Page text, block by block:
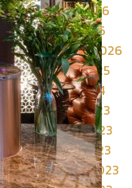
เมษายน 2026
มีนาคม 2026
กุมภาพันธ์ 2026
ธันวาคม 2025
มีนาคม 2024
ธันวาคม 2023
กันยายน 2023
สิงหาคม 2023
กรกฎาคม 2023